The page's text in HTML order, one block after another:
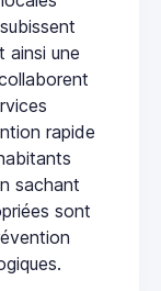
ainsi une
rapide
sachant
sont